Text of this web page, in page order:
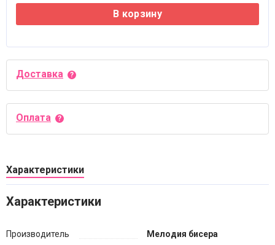
В корзину
Доставка
Оплата
Характеристики
Характеристики
Производитель Мелодия бисера